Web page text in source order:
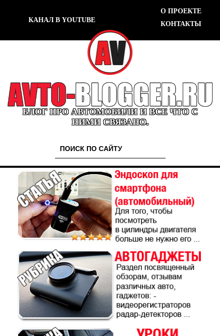
КАНАЛ В YOUTUBE
О ПРОЕКТЕ
КОНТАКТЫ
БЛОГ ПРО АВТОМОБИЛИ И ВСЕ ЧТО С
НИМИ СВЯЗАНО.